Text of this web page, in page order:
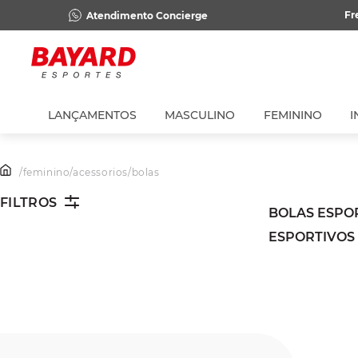
Atendimento Concierge
LANÇAMENTOS MASCULINO FEMININO
/feminino/acessorios/ bolas
FILTROS
BOLAS